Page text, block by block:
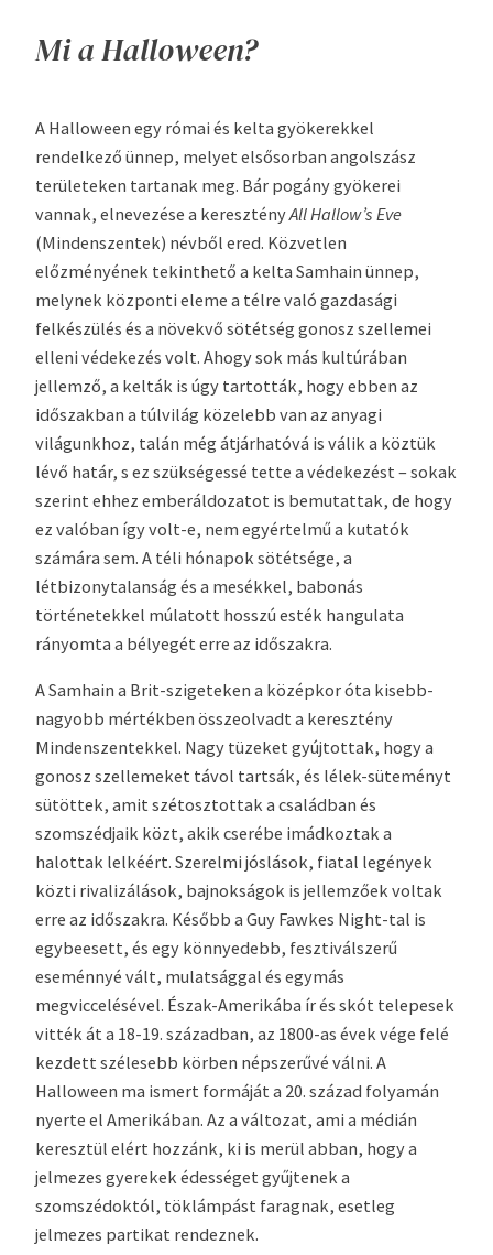
Mi a Halloween?
A Halloween egy római és kelta gyökerekkel
rendelkező ünnep, melyet elsősorban angolszász
területeken tartanak meg. Bár pogány gyökerei
vannak, elnevezése a keresztényAll Hallow’s Eve
(Mindenszentek) névből ered. Közvetlen
előzményének tekinthető a kelta Samhain ünnep,
melynek központi eleme a télre való gazdasági
felkészülés és a növekvő sötétség gonosz szellemei
elleni védekezés volt. Ahogy sok más kultúrában
jellemző, a kelták is úgy tartották, hogy ebben az
időszakban a túlvilág közelebb van az anyagi
világunkhoz, talán még átjárhatóvá is válik a köztük
lévő határ, s ez szükségessé tette a védekezést – sokak
szerint ehhez emberáldozatot is bemutattak, de hogy
ez valóban így volt-e, nem egyértelmű a kutatók
számára sem. A téli hónapok sötétsége, a
létbizonytalanság és a mesékkel, babonás
történetekkel múlatott hosszú esték hangulata
rányomta a bélyegét erre az időszakra.
A Samhain a Brit-szigeteken a középkor óta kisebb-
nagyobb mértékben összeolvadt a keresztény
Mindenszentekkel. Nagy tüzeket gyújtottak, hogy a
gonosz szellemeket távol tartsák, és lélek-süteményt
sütöttek, amit szétosztottak a családban és
szomszédjaik közt, akik cserébe imádkoztak a
halottak lelkéért. Szerelmi jóslások, fiatal legények
közti rivalizálások, bajnokságok is jellemzőek voltak
erre az időszakra. Később a Guy Fawkes Night-tal is
egybeesett, és egy könnyedebb, fesztiválszerű
eseménnyé vált, mulatsággal és egymás
megviccelésével. Észak-Amerikába ír és skót telepesek
vitték át a 18-19. században, az 1800-as évek vége felé
kezdett szélesebb körben népszerűvé válni. A
Halloween ma ismert formáját a 20. század folyamán
nyerte el Amerikában. Az a változat, ami a médián
keresztül elért hozzánk, ki is merül abban, hogy a
jelmezes gyerekek édességet gyűjtenek a
szomszédoktól, töklámpást faragnak, esetleg
jelmezes partikat rendeznek.